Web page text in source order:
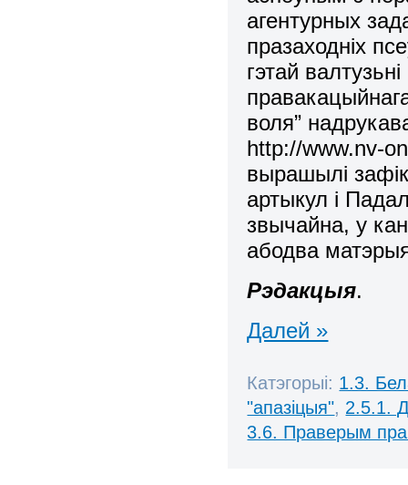
агентурных
празаходніх
гэтай
воля”
http://www.nv-
вырашылі
артыкул і
звычайна, у
абодва
Рэдакцыя.
Далей »
Катэгорыі: 1.3.
"апазіцыя", 2.5.1.
3.6. Праверым